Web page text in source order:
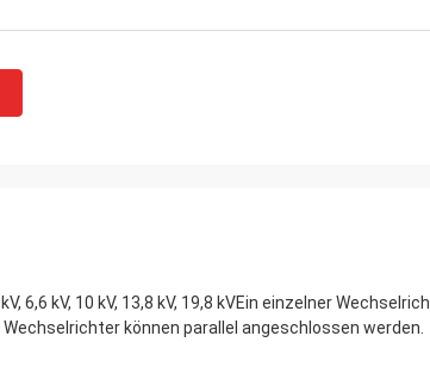
6,6 kV, 10 kV, 13,8 kV, 19,8 kVEin einzelner
können parallel angeschlossen werden.